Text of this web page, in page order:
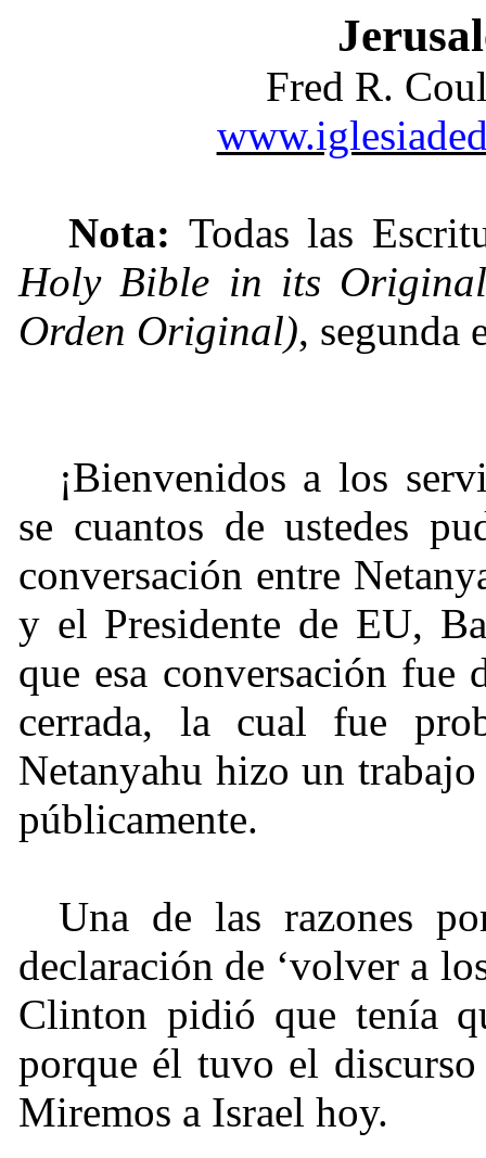
Fred R.
Nota: Todas las
Holy Bible in its
Orden Original), segunda
¡Bienvenidos a los
se cuantos de ustedes
conversación entre
y el Presidente de EU,
que esa conversación fue
cerrada, la cual fue
Netanyahu hizo un
públicamente.
Una de las razones
declaración de ‘volver a
Clinton pidió que tenía
porque él tuvo el
Miremos a Israel hoy.